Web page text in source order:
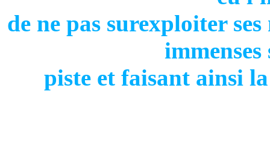
de ne pas surexploiter
piste et faisant ainsi